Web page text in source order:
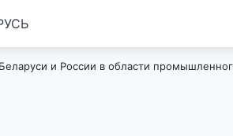
и России в области